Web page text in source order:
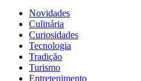
Novidades
Culinária
Curiosidades
Tecnologia
Tradição
Turismo
Entretenimento